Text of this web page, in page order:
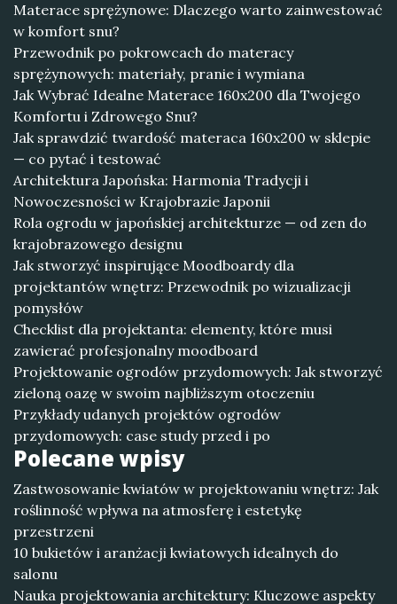
Materace sprężynowe: Dlaczego warto zainwestować
w komfort snu?
Przewodnik po pokrowcach do materacy
sprężynowych: materiały, pranie i wymiana
Jak Wybrać Idealne Materace 160x200 dla Twojego
Komfortu i Zdrowego Snu?
Jak sprawdzić twardość materaca 160x200 w sklepie
— co pytać i testować
Architektura Japońska: Harmonia Tradycji i
Nowoczesności w Krajobrazie Japonii
Rola ogrodu w japońskiej architekturze — od zen do
krajobrazowego designu
Jak stworzyć inspirujące Moodboardy dla
projektantów wnętrz: Przewodnik po wizualizacji
pomysłów
Checklist dla projektanta: elementy, które musi
zawierać profesjonalny moodboard
Projektowanie ogrodów przydomowych: Jak stworzyć
zieloną oazę w swoim najbliższym otoczeniu
Przykłady udanych projektów ogrodów
przydomowych: case study przed i po
Polecane wpisy
Zastwosowanie kwiatów w projektowaniu wnętrz: Jak
roślinność wpływa na atmosferę i estetykę
przestrzeni
10 bukietów i aranżacji kwiatowych idealnych do
salonu
Nauka projektowania architektury: Kluczowe aspekty